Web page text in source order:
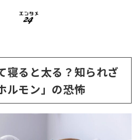
寝ると太る？知られざ
ルモン」の恐怖